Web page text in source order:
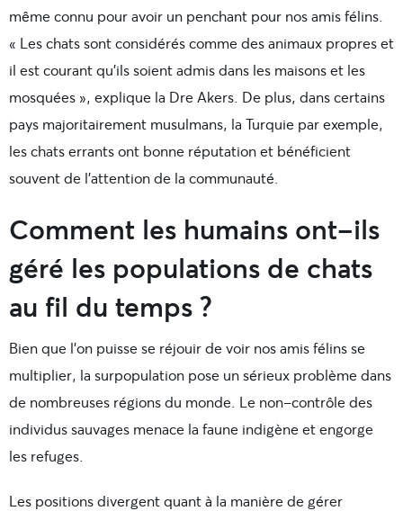
même connu pour avoir un penchant pour nos amis félins.
« Les chats sont considérés comme des animaux propres et
il est courant qu’ils soient admis dans les maisons et les
mosquées », explique la Dre Akers. De plus, dans certains
pays majoritairement musulmans, la Turquie par exemple,
les chats errants ont bonne réputation et bénéficient
souvent de l’attention de la communauté.
Comment les humains ont-ils
géré les populations de chats
au fil du temps ?
Bien que l’on puisse se réjouir de voir nos amis félins se
multiplier, la surpopulation pose un sérieux problème dans
de nombreuses régions du monde. Le non-contrôle des
individus sauvages menace la faune indigène et engorge
les refuges.
Les positions divergent quant à la manière de gérer